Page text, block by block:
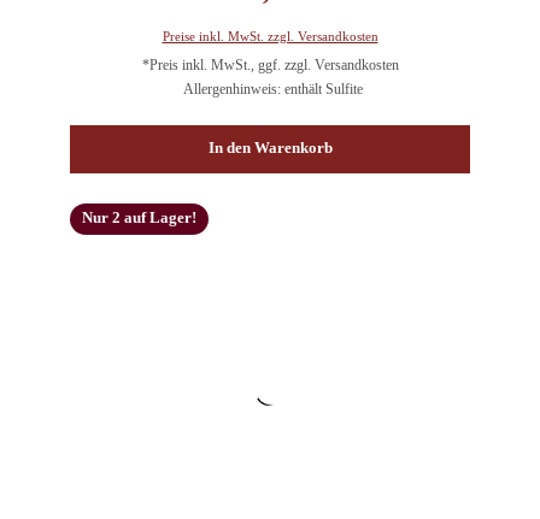
Preise inkl. MwSt. zzgl. Versandkosten
*Preis inkl. MwSt., ggf. zzgl. Versandkosten
Allergenhinweis: enthält Sulfite
In den Warenkorb
Nur 2 auf Lager!